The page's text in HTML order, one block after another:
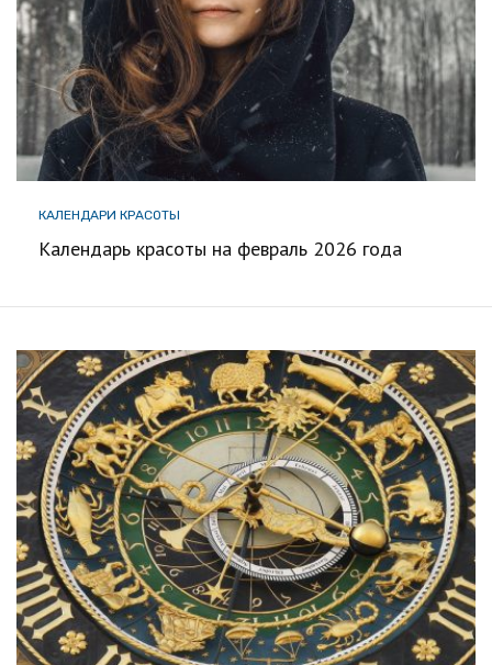
КАЛЕНДАРИ КРАСОТЫ
Календарь красоты на февраль 2026 года